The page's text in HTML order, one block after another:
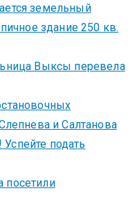
земельный
здание 250 кв.
Выксы перевела
и Салтанова
подать
посетили